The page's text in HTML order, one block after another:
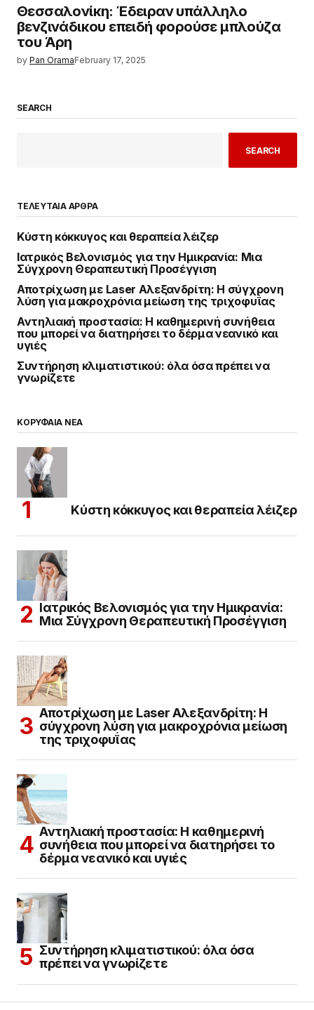
Θεσσαλονίκη: Έδειραν υπάλληλο
βενζινάδικου επειδή φορούσε μπλούζα
του Άρη
by Pan OramaFebruary 17, 2025
SEARCH
SEARCH
ΤΕΛΕΥΤΑΙΑ ΑΡΘΡΑ
Κύστη κόκκυγος και θεραπεία λέιζερ
Ιατρικός Βελονισμός για την Ημικρανία: Μια
Σύγχρονη Θεραπευτική Προσέγγιση
Αποτρίχωση με Laser Αλεξανδρίτη: Η σύγχρονη
λύση για μακροχρόνια μείωση της τριχοφυΐας
Αντηλιακή προστασία: Η καθημερινή συνήθεια
που μπορεί να διατηρήσει το δέρμα νεανικό και
υγιές
Συντήρηση κλιματιστικού: όλα όσα πρέπει να
γνωρίζετε
ΚΟΡΥΦΑΙΑ ΝΕΑ
Κύστη κόκκυγος και θεραπεία λέιζερ
Ιατρικός Βελονισμός για την Ημικρανία:
Μια Σύγχρονη Θεραπευτική Προσέγγιση
Αποτρίχωση με Laser Αλεξανδρίτη: Η
σύγχρονη λύση για μακροχρόνια μείωση
της τριχοφυΐας
Αντηλιακή προστασία: Η καθημερινή
συνήθεια που μπορεί να διατηρήσει το
δέρμα νεανικό και υγιές
Συντήρηση κλιματιστικού: όλα όσα
πρέπει να γνωρίζετε